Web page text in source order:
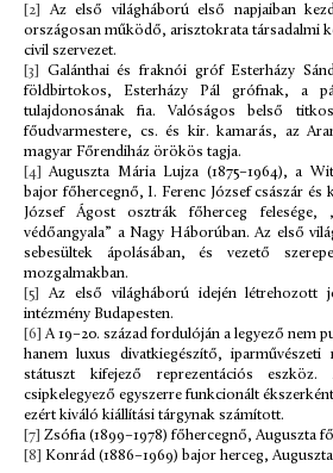
[2]
Az első világháború első napjaiban
országosan működő, arisztokrata társadalmi
civil szervezet.
[3]
Galánthai és fraknói gróf Esterházy
földbirtokos, Esterházy Pál grófnak, a
tulajdonosának fia. Valóságos belső
főudvarmestere, cs. és kir. kamarás, az
magyar Főrendiház örökös tagja.
[4]
Auguszta Mária Lujza (1875–1964), a
bajor főhercegnő, I. Ferenc József császár és
József Ágost osztrák főherceg felesége,
védőangyala” a Nagy Háborúban. Az első
sebesültek ápolásában, és vezető
mozgalmakban.
[5]
Az első világháború idején létrehozott
intézmény Budapesten.
[6]
A 19–20. század fordulóján a legyező nem
hanem luxus divatkiegészítő,
státuszt kifejező reprezentációs
csipkelegyező egyszerre funkcionált
ezért kiváló kiállítási tárgynak számított.
[7] Zsófia (1899–1978) főhercegnő, Auguszta
[8]
Konrád (1886–1969) bajor herceg,